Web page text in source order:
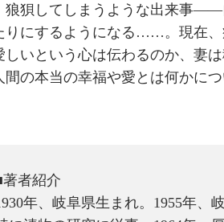
狼狽してしまうような出来事
りにするようになる……。現在、
しいという心は伝わるのか、妻
間の本当の幸福や愛とは何かに
者紹介
年、岐阜県生まれ。1955年、